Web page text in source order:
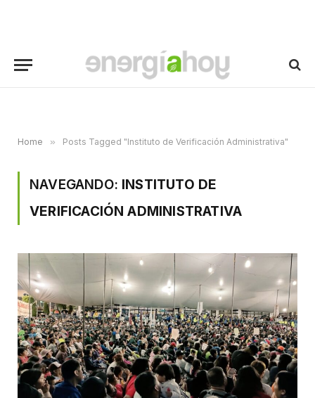
Home » Posts Tagged "Instituto de Verificación Administrativa"
NAVEGANDO: INSTITUTO DE
VERIFICACIÓN ADMINISTRATIVA